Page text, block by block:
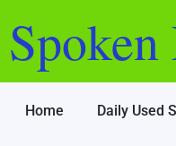
content
Home Daily Used
navigation